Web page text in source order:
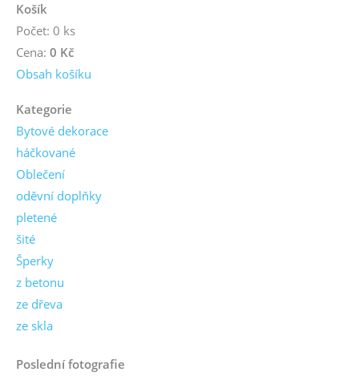
Košík
Počet: 0 ks
Cena: 0 Kč
Obsah košíku
Kategorie
Bytové dekorace
háčkované
Oblečení
oděvní doplňky
pletené
šité
Šperky
z betonu
ze dřeva
ze skla
Poslední fotografie